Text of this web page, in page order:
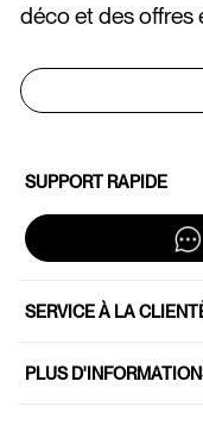
déco et des offres
SUPPORT RAPIDE
SERVICE À LA
PLUS